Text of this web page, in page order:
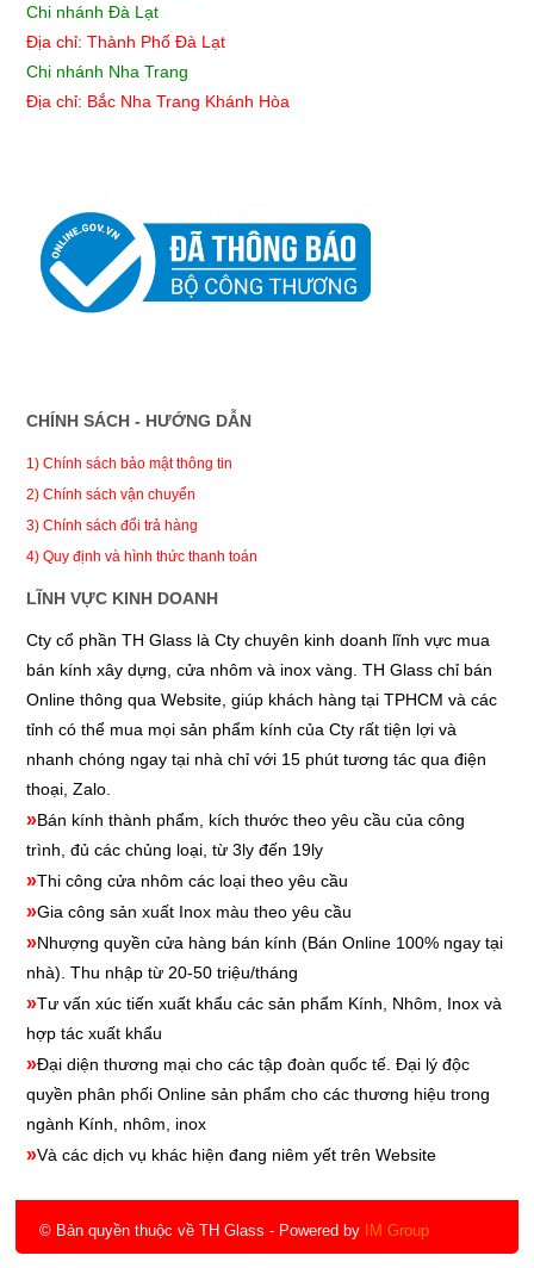
Chi nhánh Đà Lạt
Địa chỉ: Thành Phố Đà Lạt
Chi nhánh Nha Trang
Địa chỉ: Bắc Nha Trang Khánh Hòa
CHÍNH SÁCH - HƯỚNG DẪN
1) Chính sách bảo mật thông tin
2) Chính sách vận chuyển
3) Chính sách đổi trả hàng
4) Quy định và hình thức thanh toán
LĨNH VỰC KINH DOANH
Cty cổ phần TH Glass là Cty chuyên kinh doanh lĩnh vực mua
bán kính xây dựng, cửa nhôm và inox vàng. TH Glass chỉ bán
Online thông qua Website, giúp khách hàng tại TPHCM và các
tỉnh có thể mua mọi sản phẩm kính của Cty rất tiện lợi và
nhanh chóng ngay tại nhà chỉ với 15 phút tương tác qua điện
thoại, Zalo.
»Bán kính thành phẩm, kích thước theo yêu cầu của công
trình, đủ các chủng loại, từ 3ly đến 19ly
»Thi công cửa nhôm các loại theo yêu cầu
»Gia công sản xuất Inox màu theo yêu cầu
»Nhượng quyền cửa hàng bán kính (Bán Online 100% ngay tại
nhà). Thu nhập từ 20-50 triệu/tháng
»Tư vấn xúc tiến xuất khẩu các sản phẩm Kính, Nhôm, Inox và
hợp tác xuất khẩu
»Đại diện thương mại cho các tập đoàn quốc tế. Đại lý độc
quyền phân phối Online sản phẩm cho các thương hiệu trong
ngành Kính, nhôm, inox
»Và các dịch vụ khác hiện đang niêm yết trên Website
© Bản quyền thuộc về TH Glass - Powered by IM Group